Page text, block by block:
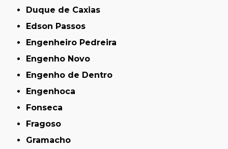
Duque de Caxias
Edson Passos
Engenheiro Pedreira
Engenho Novo
Engenho de Dentro
Engenhoca
Fonseca
Fragoso
Gramacho